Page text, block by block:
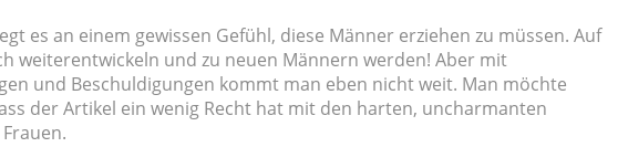
es an einem gewissen Gefühl, diese Männer erziehen zu müssen. Auf
weiterentwickeln und zu neuen Männern werden! Aber mit
und Beschuldigungen kommt man eben nicht weit. Man möchte
der Artikel ein wenig Recht hat mit den harten, uncharmanten